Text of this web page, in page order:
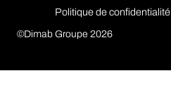
Politique de confidentialité
©Dimab Groupe 2026